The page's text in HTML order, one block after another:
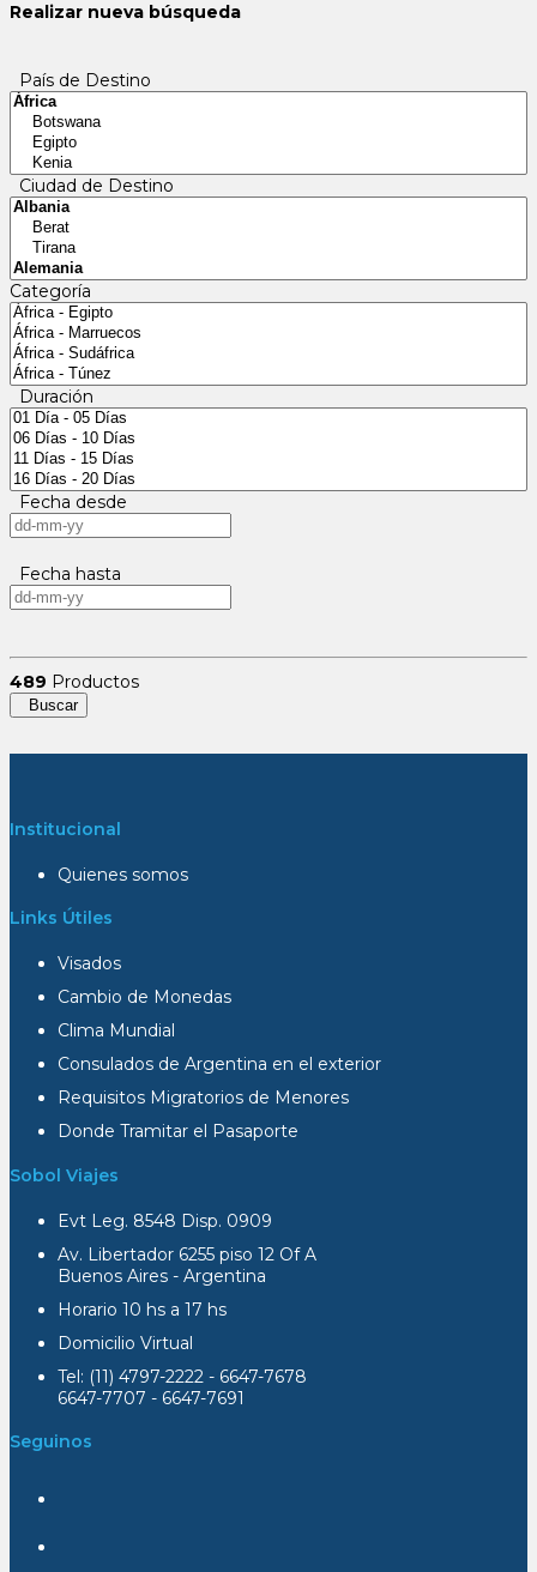
Realizar nueva búsqueda
País de Destino
Ciudad de Destino
Categoría
Duración
Fecha desde
Fecha hasta
489 Productos
Buscar
Institucional
Quienes somos
Links Útiles
Visados
Cambio de Monedas
Clima Mundial
Consulados de Argentina en el exterior
Requisitos Migratorios de Menores
Donde Tramitar el Pasaporte
Sobol Viajes
Evt Leg. 8548 Disp. 0909
Av. Libertador 6255 piso 12 Of A
Buenos Aires - Argentina
Horario 10 hs a 17 hs
Domicilio Virtual
Tel: (11) 4797-2222 - 6647-7678
6647-7707 - 6647-7691
Seguinos